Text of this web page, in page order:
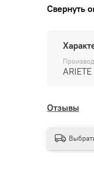
Свернуть
ARIETE
Отзывы